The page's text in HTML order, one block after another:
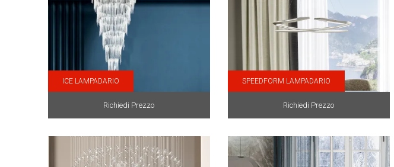
ICE LAMPADARIO
Richiedi Prezzo
SPEEDFORM LAMPADARIO
Richiedi Prezzo